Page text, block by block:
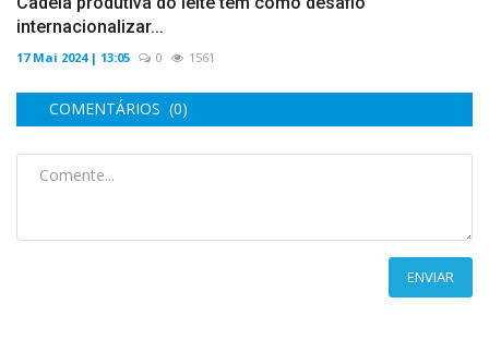
internacionalizar...
17 Mai 2024 | 13:05 0 1561
COMENTÁRIOS (0)
ENVIAR